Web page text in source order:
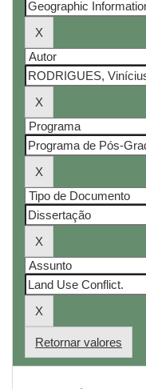
Retornar valores